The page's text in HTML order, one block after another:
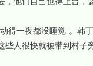
一夜都没睡觉”。韩
人很快就被带到村子